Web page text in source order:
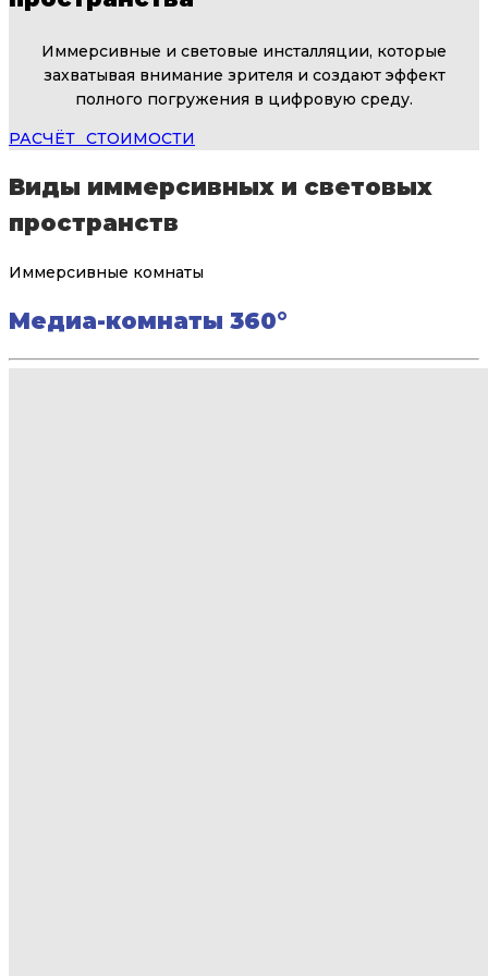
Иммерсивные и световые инсталляции, которые
захватывая внимание зрителя и создают эффект
полного погружения в цифровую среду.
РАСЧЁТ⠀СТОИМОСТИ
Виды иммерсивных и световых
пространств
Иммерсивные комнаты
Медиа-комнаты 360°